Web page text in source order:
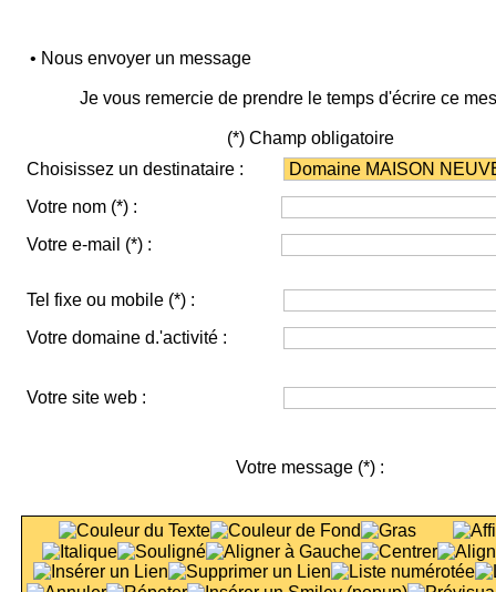
• Nous envoyer un message
Je vous remercie de prendre le temps d'écrire ce
(*) Champ obligatoire
Choisissez un destinataire :
Votre nom (*) :
Votre e-mail (*) :
Tel fixe ou mobile (*) :
Votre domaine d.'activité :
Votre site web :
Votre message (*) :